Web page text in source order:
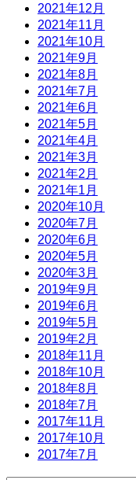
2021年12月
2021年11月
2021年10月
2021年9月
2021年8月
2021年7月
2021年6月
2021年5月
2021年4月
2021年3月
2021年2月
2021年1月
2020年10月
2020年7月
2020年6月
2020年5月
2020年3月
2019年9月
2019年6月
2019年5月
2019年2月
2018年11月
2018年10月
2018年8月
2018年7月
2017年11月
2017年10月
2017年7月